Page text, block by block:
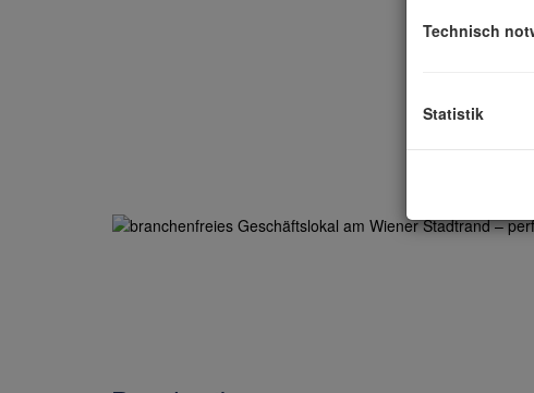
Technisch
Statistik